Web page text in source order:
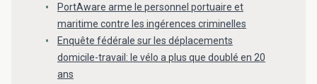
PortAware arme le personnel portuaire et
maritime contre les ingérences criminelles
Enquête fédérale sur les déplacements
domicile-travail: le vélo a plus que doublé en 20
ans